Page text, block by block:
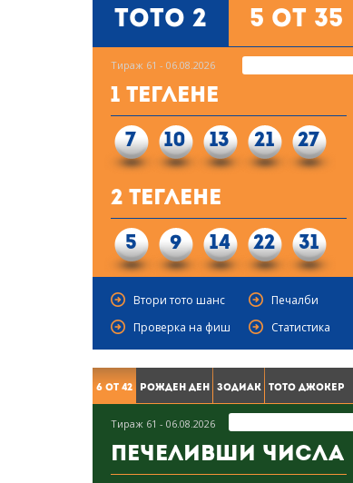
Тото 2 5 от 35
Тираж 61 - 06.08.2026
1 Теглене
7 10 13 21 27
2 Теглене
5 9 14 22 31
Втори тото шанс
Печалби
Проверка на фиш
Статистика
6 от 42 Рожден ден Зодиак Тото Джокер
Тираж 61 - 06.08.2026
Печеливши числа